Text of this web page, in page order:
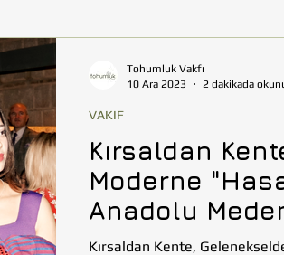
İZMİR
GEZİ
Kırsaldan
Moderne
Anadolu
Müzesi'nde
Kırsaldan Kente,
VAKIF
Tohumluk Vakfı
10 Ara 2023
2 dakikada